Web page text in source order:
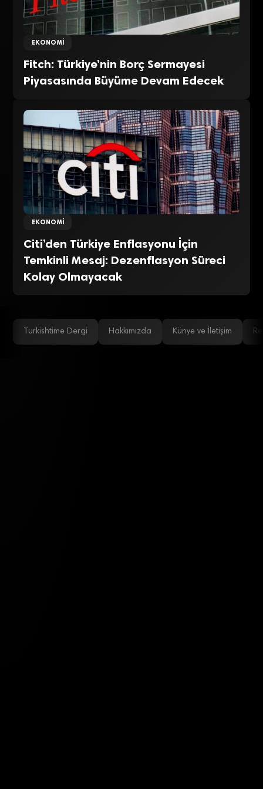
EKONOMI
Fitch: Türkiye’nin Borç Sermayesi
Piyasasında Büyüme Devam Edecek
EKONOMI
Citi’den Türkiye Enflasyonu İçin
Temkinli Mesaj: Dezenflasyon Süreci
Kolay Olmayacak
Turkishtime Dergi Hakkımızda Künye ve İletişim